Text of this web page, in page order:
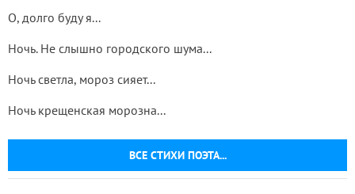
ВСЕ СТИХИ ПОЭТА...
О, долго буду я...
Ночь. Не слышно городского шума...
Ночь светла, мороз сияет...
Ночь крещенская морозна...